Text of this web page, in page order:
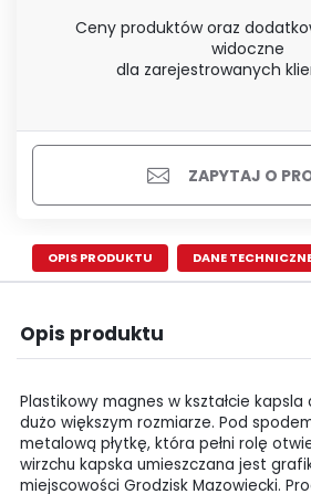
Ceny produktów oraz
widoczne
dla zarejestrowanych
ZAPYTAJ O
OPIS PRODUKTU DANE
Opis produktu
Plastikowy magnes w kształcie
dużo większym rozmiarze. Pod
metalową płytkę, która pełni rolę
wirzchu kapska umieszczana jest
miejscowości Grodzisk Mazowiecki.